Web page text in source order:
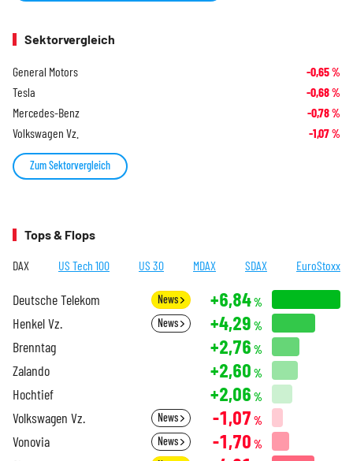
Sektorvergleich
General Motors -0,65%
Tesla -0,68%
Mercedes-Benz -0,78%
Volkswagen Vz. -1,07%
Zum Sektorvergleich
Tops & Flops
DAX US Tech 100 US 30 MDAX SDAX EuroStoxx
Deutsche Telekom News +6,84%
Henkel Vz. News +4,29 %
Brenntag +2,76 %
Zalando +2,60 %
Hochtief +2,06 %
Volkswagen Vz. News -1,07 %
Vonovia News -1,70 %